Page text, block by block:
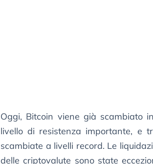
Oggi, Bitcoin viene già scambiato
livello di resistenza importante, e
scambiate a livelli record. Le
delle criptovalute sono state